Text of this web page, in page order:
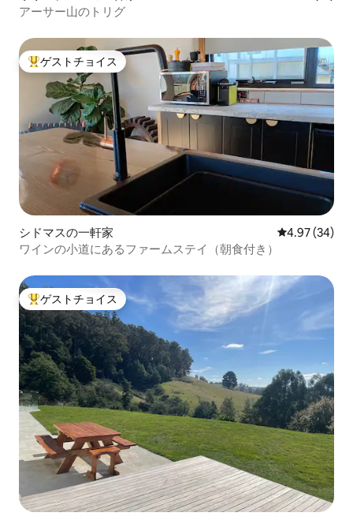
アーサー山のトリグ
大好評のゲストチョイスです。
ゲストチョイス
シドマスの一軒家 レビュー34
4.97 (34)
ワインの小道にあるファームステイ（朝食付き）
大好評のゲストチョイスです。
ゲストチョイス